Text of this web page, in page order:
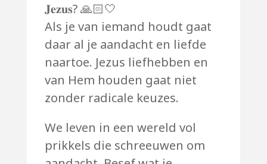
𝐉𝐞𝐳𝐮𝐬? 🙏🏻🤍
Als je van iemand houdt gaat
daar al je aandacht en liefde
naartoe. Jezus liefhebben en
van Hem houden gaat niet
zonder radicale keuzes.
We leven in een wereld vol
prikkels die schreeuwen om